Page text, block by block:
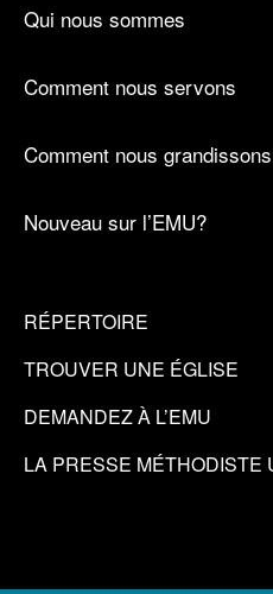
Qui nous sommes
Comment nous servons
Comment nous grandissons
Nouveau sur l’EMU?
RÉPERTOIRE
TROUVER UNE ÉGLISE
DEMANDEZ À L’EMU
LA PRESSE MÉTHODISTE